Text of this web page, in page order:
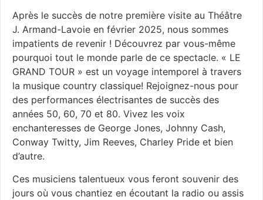
Après le succès de notre première visite au Théâtre
J. Armand-Lavoie en février 2025, nous sommes
impatients de revenir ! Découvrez par vous-même
pourquoi tout le monde parle de ce spectacle. « LE
GRAND TOUR » est un voyage intemporel à travers
la musique country classique! Rejoignez-nous pour
des performances électrisantes de succès des
années 50, 60, 70 et 80. Vivez les voix
enchanteresses de George Jones, Johnny Cash,
Conway Twitty, Jim Reeves, Charley Pride et bien
d’autre.
Ces musiciens talentueux vous feront souvenir des
jours où vous chantiez en écoutant la radio ou assis